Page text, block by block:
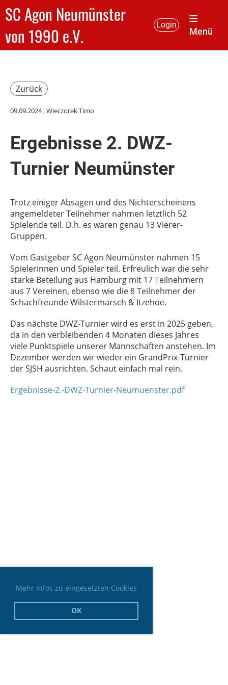
Mehr Infos zu eingesetzten Cookies
OK
SC Agon Neumünster
von 1990 e.V.
Login
Menü
Zurück
09.09.2024, Wieczorek Timo
Ergebnisse 2. DWZ-
Turnier Neumünster
Trotz einiger Absagen und des Nichterscheinens
angemeldeter Teilnehmer nahmen letztlich 52
Spielende teil. D.h. es waren genau 13 Vierer-
Gruppen.
Vom Gastgeber SC Agon Neumünster nahmen 15
Spielerinnen und Spieler teil. Erfreulich war die sehr
starke Beteilung aus Hamburg mit 17 Teilnehmern
aus 7 Vereinen, ebenso wie die 8 Teilnehmer der
Schachfreunde Wilstermarsch & Itzehoe.
Das nächste DWZ-Turnier wird es erst in 2025 geben,
da in den verbleibenden 4 Monaten dieses Jahres
viele Punktspiele unserer Mannschaften anstehen. Im
Dezember werden wir wieder ein GrandPrix-Turnier
der SJSH ausrichten. Schaut einfach mal rein.
Ergebnisse-2.-DWZ-Turnier-Neumuenster.pdf